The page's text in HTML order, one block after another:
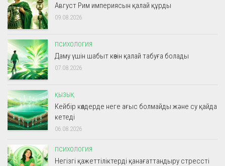
Август Рим империясын қалай құрды
09.08.2026
ПСИХОЛОГИЯ
Даму үшін шабыт көзін қалай табуға болады
07.08.2026
ҚЫЗЫҚ
Кейбір көлдерде неге ағыс болмайды және су қайда
кетеді
06.08.2026
ПСИХОЛОГИЯ
Негізгі қажеттіліктерді қанағаттандыру стрессті